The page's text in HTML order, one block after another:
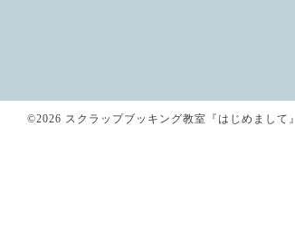
©2026 スクラップブッキング教室『はじめまして』